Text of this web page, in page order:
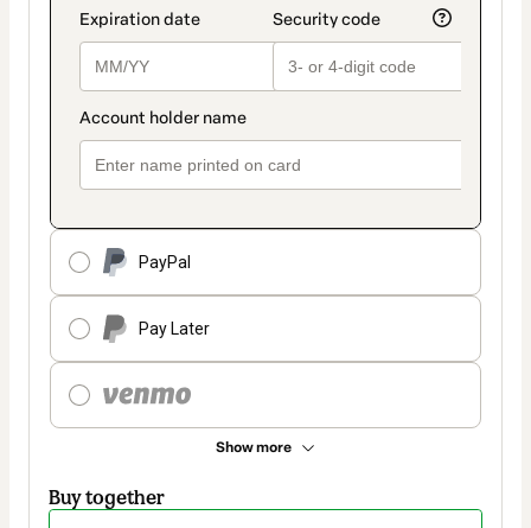
PayPal
Pay Later
Show more
Buy together